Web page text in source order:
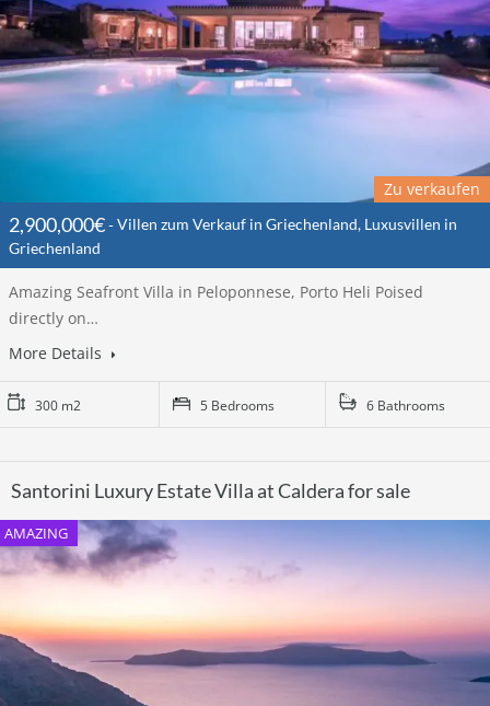
Zu verkaufen
2,900,000€
Villen zum Verkauf in Griechenland, Luxusvillen in
Griechenland
Amazing Seafront Villa in Peloponnese, Porto Heli Poised
directly on…
More Details
300 m2 5 Bedrooms 6 Bathrooms
Santorini Luxury Estate Villa at Caldera for sale
AMAZING